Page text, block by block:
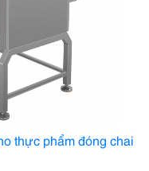
thực phẩm đóng chai